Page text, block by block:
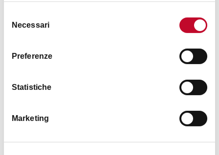
delNecessari
Preferenze
Statistiche
Marketing
Piscina Sasso Marconi
< 20 KM DA BOLOGNA